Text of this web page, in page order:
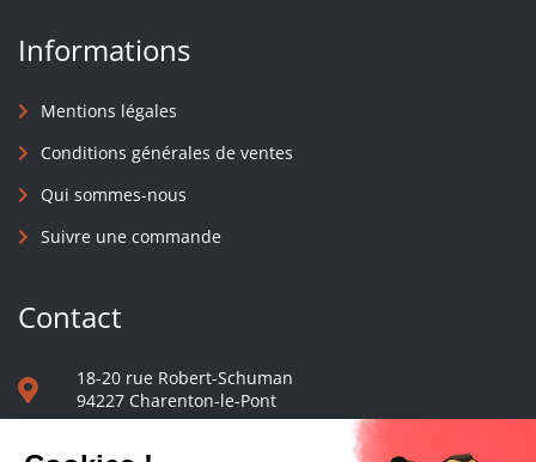
Informations
Mentions légales
Conditions générales de ventes
Qui sommes-nous
Suivre une commande
Contact
18-20 rue Robert-Schuman
94227 Charenton-le-Pont